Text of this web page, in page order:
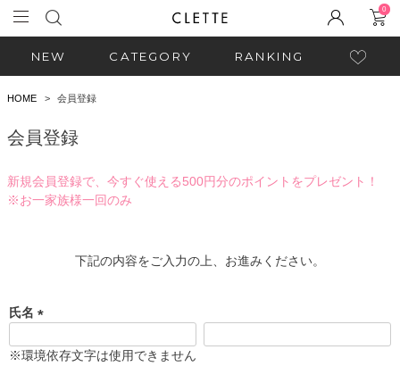
0
NEW CATEGORY RANKING
HOME 会員登録
会員登録
新規会員登録で、今すぐ使える500円分のポイントをプレゼント！
※お一家族様一回のみ
下記の内容をご入力の上、お進みください。
氏名
必
※環境依存文字は使用できません